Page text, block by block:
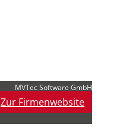
MVTec Software GmbH
Zur Firmenwebsite